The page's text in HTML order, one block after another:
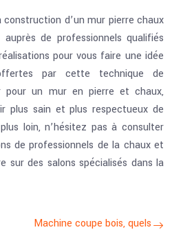
d’un mur pierre chaux
auprès de professionnels qualifiés
pour vous faire une idée
par cette technique de
pour un mur en pierre et chaux,
plus sain et plus respectueux de
loin, n’hésitez pas à consulter
de professionnels de la chaux et
sur des salons spécialisés dans la
Machine coupe bois, quels